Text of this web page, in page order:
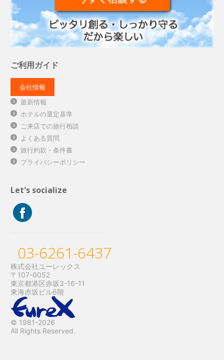
ご利用ガイド
会社情報
最新情報
ホテルの選定基準
ご来店での旅行相談
よくある質問
旅行約款・条件書
プライバシーポリシー
Let's socialize
03-6261-6437
株式会社ユーレックス
〒107-0052
東京都港区赤坂3-16-11
東海赤坂ビル6階
© 1981-2026
All Rights Reserved.